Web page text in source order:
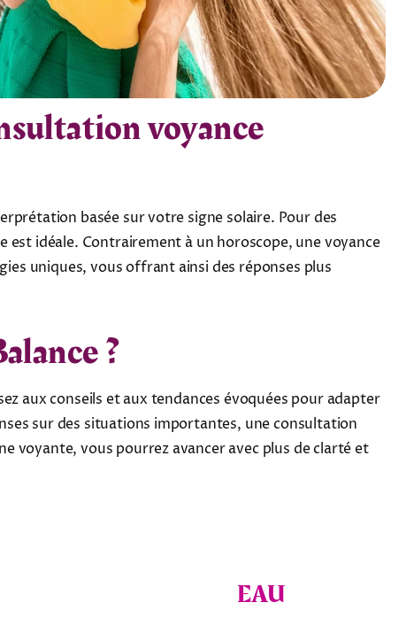
voyance
basée sur votre signe solaire. Pour des
idéale. Contrairement à un horoscope, une voyance
uniques, vous offrant ainsi des réponses plus
?
aux conseils et aux tendances évoquées pour adapter
sur des situations importantes, une consultation
voyante, vous pourrez avancer avec plus de clarté et
EAU